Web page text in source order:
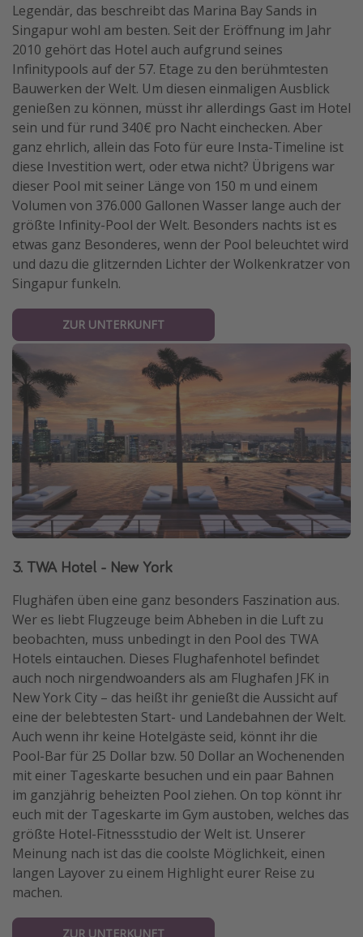
Legendär, das beschreibt das Marina Bay Sands in
Singapur wohl am besten. Seit der Eröffnung im Jahr
2010 gehört das Hotel auch aufgrund seines
Infinitypools auf der 57. Etage zu den berühmtesten
Bauwerken der Welt. Um diesen einmaligen Ausblick
genießen zu können, müsst ihr allerdings Gast im Hotel
sein und für rund 340€ pro Nacht einchecken. Aber
ganz ehrlich, allein das Foto für eure Insta-Timeline ist
diese Investition wert, oder etwa nicht? Übrigens war
dieser Pool mit seiner Länge von 150 m und einem
Volumen von 376.000 Gallonen Wasser lange auch der
größte Infinity-Pool der Welt. Besonders nachts ist es
etwas ganz Besonderes, wenn der Pool beleuchtet wird
und dazu die glitzernden Lichter der Wolkenkratzer von
Singapur funkeln.
ZUR UNTERKUNFT
3. TWA Hotel - New York
Flughäfen üben eine ganz besonders Faszination aus.
Wer es liebt Flugzeuge beim Abheben in die Luft zu
beobachten, muss unbedingt in den Pool des TWA
Hotels eintauchen. Dieses Flughafenhotel befindet
auch noch nirgendwoanders als am Flughafen JFK in
New York City – das heißt ihr genießt die Aussicht auf
eine der belebtesten Start- und Landebahnen der Welt.
Auch wenn ihr keine Hotelgäste seid, könnt ihr die
Pool-Bar für 25 Dollar bzw. 50 Dollar an Wochenenden
mit einer Tageskarte besuchen und ein paar Bahnen
im ganzjährig beheizten Pool ziehen. On top könnt ihr
euch mit der Tageskarte im Gym austoben, welches das
größte Hotel-Fitnessstudio der Welt ist. Unserer
Meinung nach ist das die coolste Möglichkeit, einen
langen Layover zu einem Highlight eurer Reise zu
machen.
ZUR UNTERKUNFT